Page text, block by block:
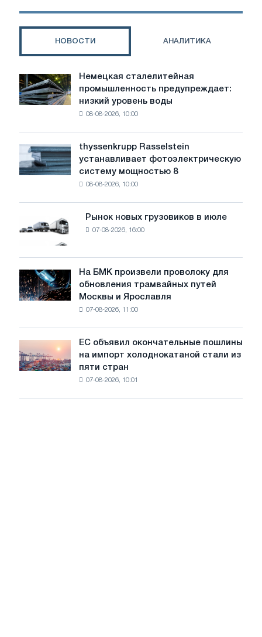
НОВОСТИ АНАЛИТИКА
Немецкая
сталелитейная
промышленность
предупреждает:
воды
угрожает
Немецкая сталелитейная
промышленность предупреждает:
низкий уровень воды
08-08-2026, 10:00
thyssenkrupp
Rasselstein
устанавливает
фотоэлектрическую
целей
обезуглероживания
thyssenkrupp Rasselstein
устанавливает фотоэлектрическую
систему мощностью 8
08-08-2026, 10:00
Рынок
новых
грузовиков
в
июле
Рынок новых грузовиков в июле
07-08-2026, 16:00
На
БМК
произвели
трамвайных
путей
Ярославля
На БМК произвели проволоку для
обновления трамвайных путей
Москвы и Ярославля
07-08-2026, 11:00
объявил
окончательные
ЕС объявил окончательные пошлины
на импорт холоднокатаной стали из
пяти стран
07-08-2026, 10:01